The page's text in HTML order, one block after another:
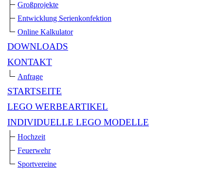
Großprojekte
Entwicklung Serienkonfektion
Online Kalkulator
DOWNLOADS
KONTAKT
Anfrage
STARTSEITE
LEGO WERBEARTIKEL
INDIVIDUELLE LEGO MODELLE
Hochzeit
Feuerwehr
Sportvereine